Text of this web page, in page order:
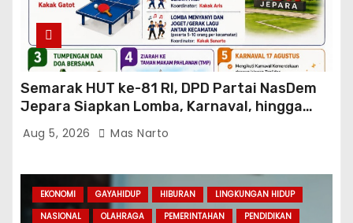
Semarak HUT ke-81 RI, DPD Partai NasDem
Jepara Siapkan Lomba, Karnaval, hingga
Ziarah ke TMP
Aug 5, 2026 Mas Narto
EKONOMI GAYAHIDUP HIBURAN
LINGKUNGAN HIDUP
NASIONAL
OLAHRAGA PEMERINTAHAN
PENDIDIKAN